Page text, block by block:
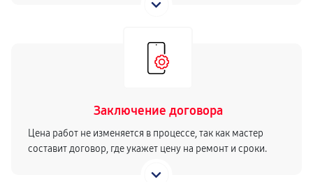
Заключение договора
Цена работ не изменяется в процессе, так как мастер
составит договор, где укажет цену на ремонт и сроки.